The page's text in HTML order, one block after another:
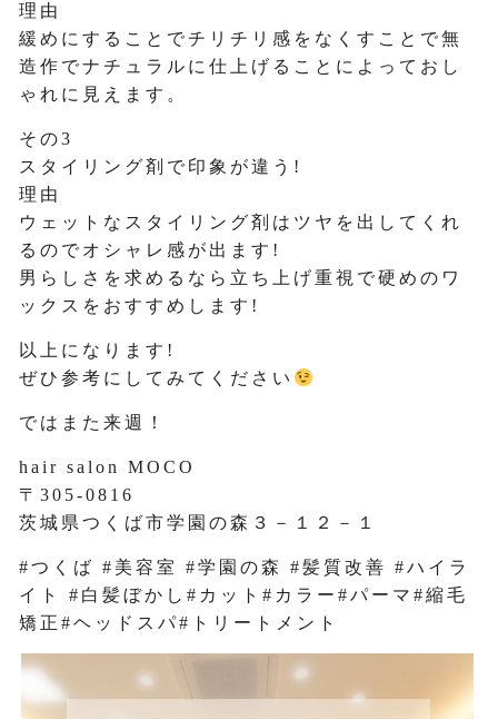
理由
緩めにすることでチリチリ感をなくすことで無
造作でナチュラルに仕上げることによっておし
ゃれに見えます。
その3
スタイリング剤で印象が違う!
理由
ウェットなスタイリング剤はツヤを出してくれ
るのでオシャレ感が出ます!
男らしさを求めるなら立ち上げ重視で硬めのワ
ックスをおすすめします!
以上になります!
ぜひ参考にしてみてください
ではまた来週！
hair salon MOCO
〒305-0816
茨城県つくば市学園の森３－１２－１
#つくば #美容室 #学園の森 #髪質改善 #ハイラ
イト #白髪ぼかし#カット#カラー#パーマ#縮毛
矯正#ヘッドスパ#トリートメント